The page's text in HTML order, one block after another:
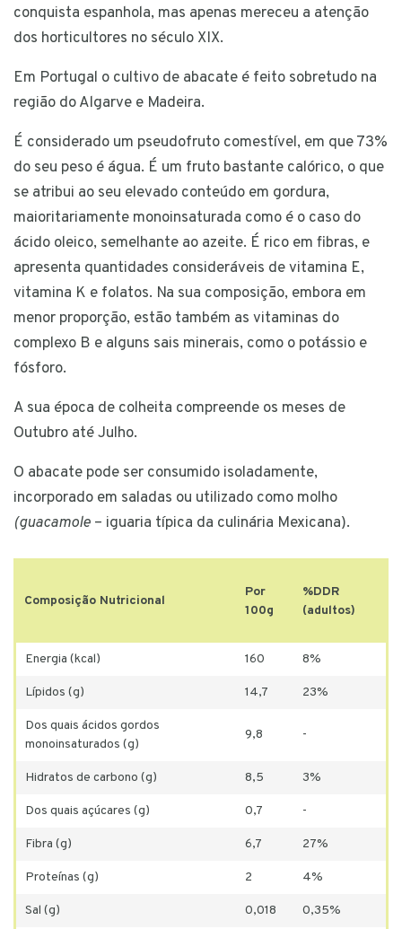
conquista espanhola, mas apenas mereceu a atenção
dos horticultores no século XIX.
Em Portugal o cultivo de abacate é feito sobretudo na
região do Algarve e Madeira.
É considerado um pseudofruto comestível, em que 73%
do seu peso é água. É um fruto bastante calórico, o que
se atribui ao seu elevado conteúdo em gordura,
maioritariamente monoinsaturada como é o caso do
ácido oleico, semelhante ao azeite. É rico em fibras, e
apresenta quantidades consideráveis de vitamina E,
vitamina K e folatos. Na sua composição, embora em
menor proporção, estão também as vitaminas do
complexo B e alguns sais minerais, como o potássio e
fósforo.
A sua época de colheita compreende os meses de
Outubro até Julho.
O abacate pode ser consumido isoladamente,
incorporado em saladas ou utilizado como molho
(guacamole – iguaria típica da culinária Mexicana).
Composição Nutricional
Por
100g
%DDR
(adultos)
Energia (kcal) 160 8%
Lípidos (g) 14,7 23%
Dos quais ácidos gordos
monoinsaturados (g)
9,8 -
Hidratos de carbono (g) 8,5 3%
Dos quais açúcares (g) 0,7 -
Fibra (g) 6,7 27%
Proteínas (g) 2 4%
Sal (g) 0,018 0,35%